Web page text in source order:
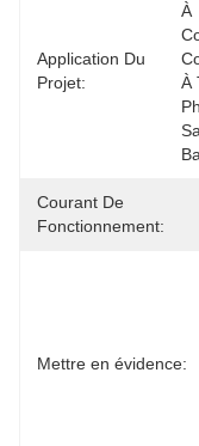
Application Du
Projet:
À
À
Courant De
Fonctionnement:
Mettre en évidence: